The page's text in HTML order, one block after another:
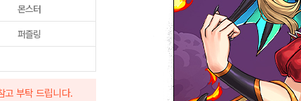
몬스터
퍼즐링
고 부탁 드립니다.